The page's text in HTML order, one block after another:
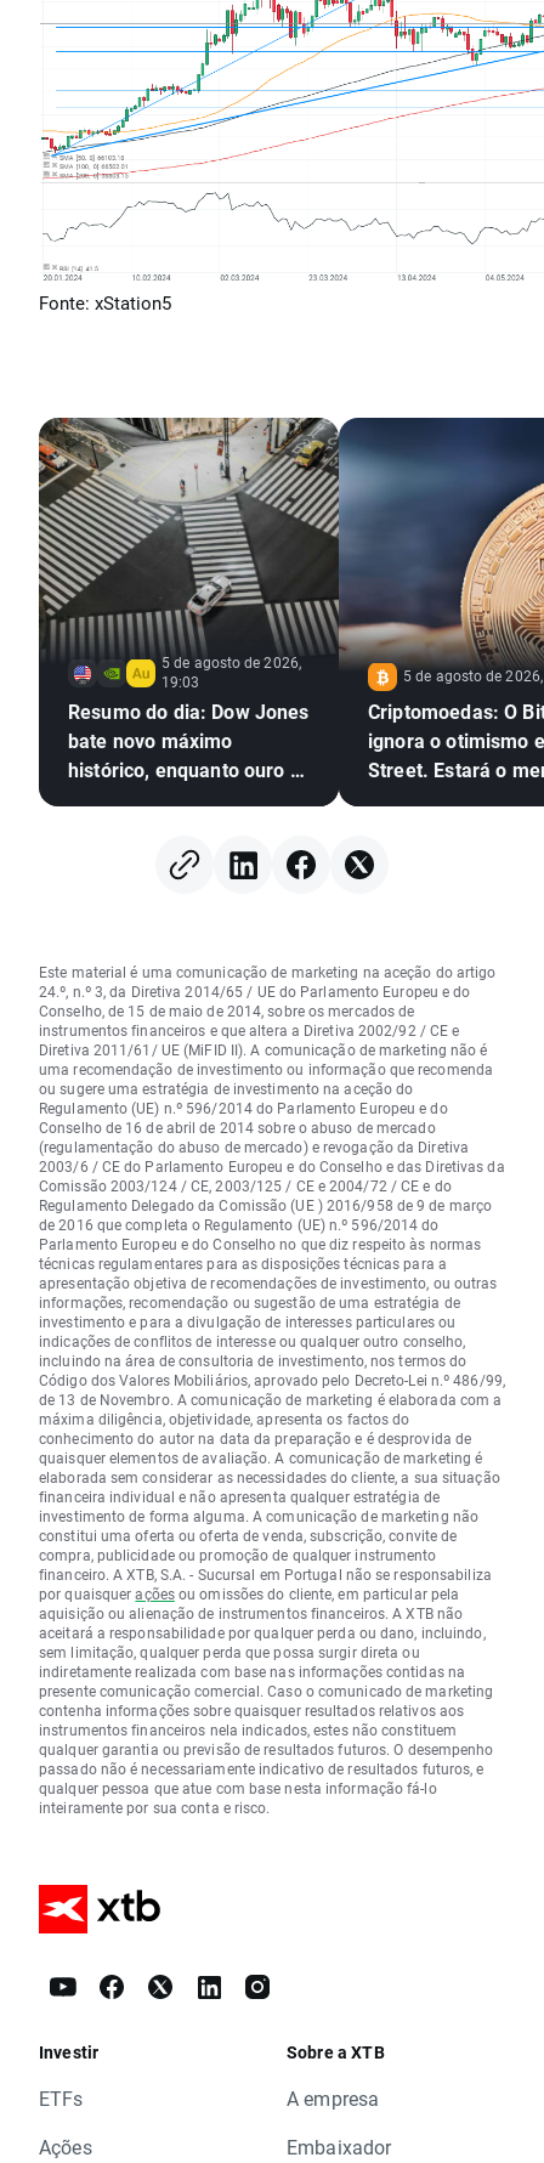
Fonte: xStation5
5 de agosto de 2026,
19:03
Resumo do dia: Dow Jones
bate novo máximo
histórico, enquanto ouro e
5 de agosto de
Criptomoedas: O
ignora o otimismo
Street. Estará o
Este material é uma comunicação de marketing na aceção do artigo
24.º, n.º 3, da Diretiva 2014/65 / UE do Parlamento Europeu e do
Conselho, de 15 de maio de 2014, sobre os mercados de
instrumentos financeiros e que altera a Diretiva 2002/92 / CE e
Diretiva 2011/61/ UE (MiFID II). A comunicação de marketing não é
uma recomendação de investimento ou informação que recomenda
ou sugere uma estratégia de investimento na aceção do
Regulamento (UE) n.º 596/2014 do Parlamento Europeu e do
Conselho de 16 de abril de 2014 sobre o abuso de mercado
(regulamentação do abuso de mercado) e revogação da Diretiva
2003/6 / CE do Parlamento Europeu e do Conselho e das Diretivas da
Comissão 2003/124 / CE, 2003/125 / CE e 2004/72 / CE e do
Regulamento Delegado da Comissão (UE ) 2016/958 de 9 de março
de 2016 que completa o Regulamento (UE) n.º 596/2014 do
Parlamento Europeu e do Conselho no que diz respeito às normas
técnicas regulamentares para as disposições técnicas para a
apresentação objetiva de recomendações de investimento, ou outras
informações, recomendação ou sugestão de uma estratégia de
investimento e para a divulgação de interesses particulares ou
indicações de conflitos de interesse ou qualquer outro conselho,
incluindo na área de consultoria de investimento, nos termos do
Código dos Valores Mobiliários, aprovado pelo Decreto-Lei n.º 486/99,
de 13 de Novembro. A comunicação de marketing é elaborada com a
máxima diligência, objetividade, apresenta os factos do
conhecimento do autor na data da preparação e é desprovida de
quaisquer elementos de avaliação. A comunicação de marketing é
elaborada sem considerar as necessidades do cliente, a sua situação
financeira individual e não apresenta qualquer estratégia de
investimento de forma alguma. A comunicação de marketing não
constitui uma oferta ou oferta de venda, subscrição, convite de
compra, publicidade ou promoção de qualquer instrumento
financeiro. A XTB, S.A. - Sucursal em Portugal não se responsabiliza
por quaisqueraçõesou omissões do cliente, em particular pela
aquisição ou alienação de instrumentos financeiros. A XTB não
aceitará a responsabilidade por qualquer perda ou dano, incluindo,
sem limitação, qualquer perda que possa surgir direta ou
indiretamente realizada com base nas informações contidas na
presente comunicação comercial. Caso o comunicado de marketing
contenha informações sobre quaisquer resultados relativos aos
instrumentos financeiros nela indicados, estes não constituem
qualquer garantia ou previsão de resultados futuros. O desempenho
passado não é necessariamente indicativo de resultados futuros, e
qualquer pessoa que atue com base nesta informação fá-lo
inteiramente por sua conta e risco.
Investir
ETFs
Ações
Sobre a XTB
A empresa
Embaixador